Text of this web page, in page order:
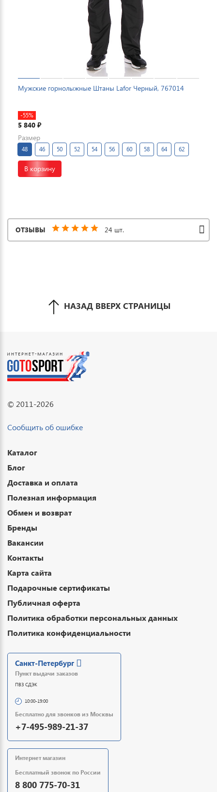
Мужские горнолыжные Штаны Lafor Черный, 767014
-55%
5 840 ₽
Размер
48 46 50 52 54 56 60 58 64 62
В корзину
ОТЗЫВЫ 24 шт.
НАЗАД ВВЕРХ СТРАНИЦЫ
© 2011-2026
Сообщить об ошибке
Каталог
Блог
Доставка и оплата
Полезная информация
Обмен и возврат
Бренды
Вакансии
Контакты
Карта сайта
Подарочные сертификаты
Публичная оферта
Политика обработки персональных данных
Политика конфиденциальности
Санкт-Петербург
Пункт выдачи заказов
ПВЗ СДЭК
10:00-19:00
Бесплатно для звонков из Москвы
+7-495-989-21-37
Интернет магазин
Бесплатный звонок по России
8 800 775-70-31